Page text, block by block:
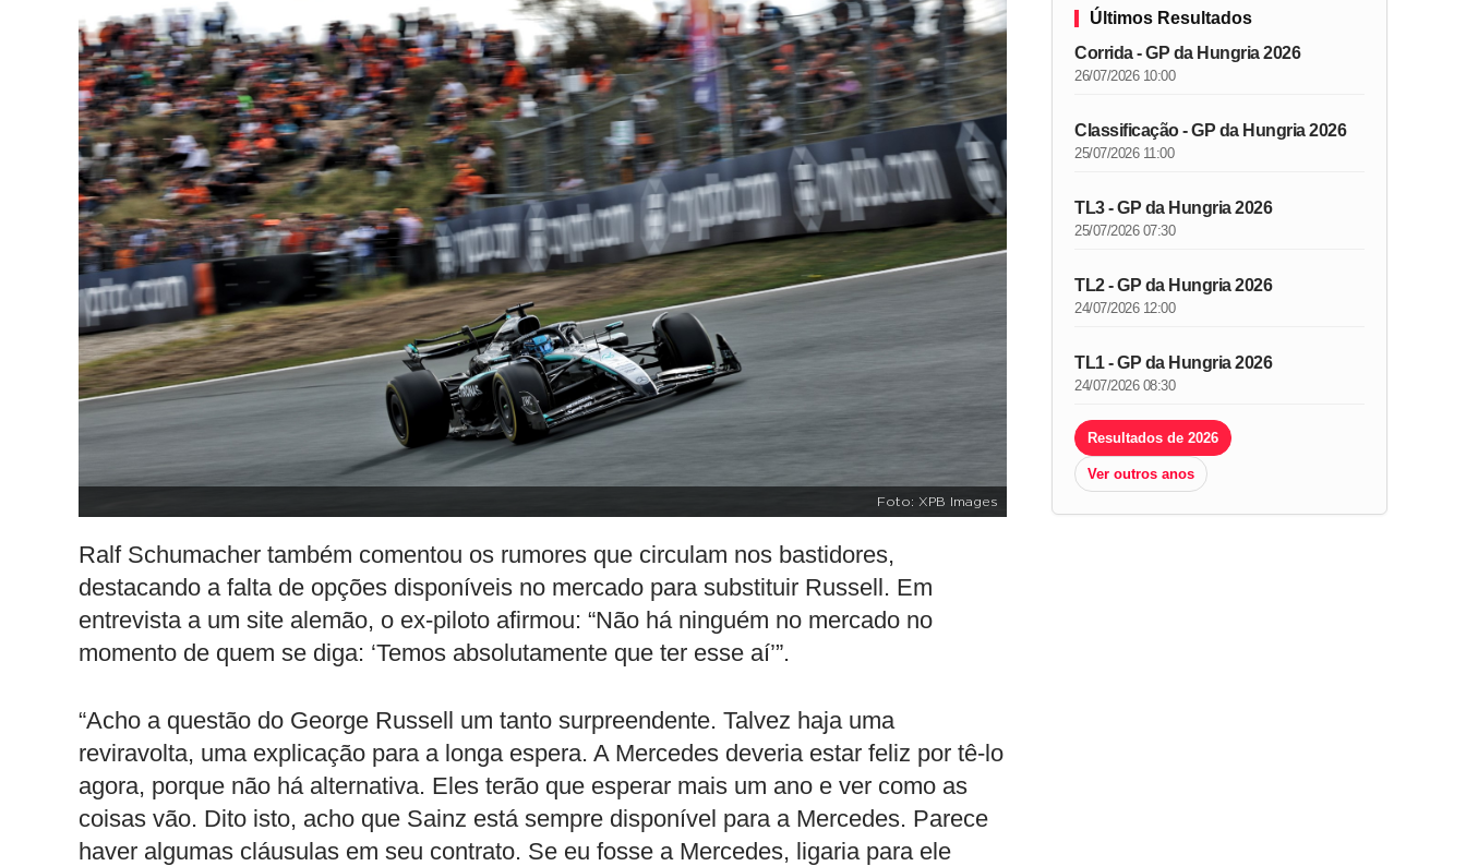
Foto: XPB Images
Ralf Schumacher também comentou os rumores que circulam nos bastidores,
destacando a falta de opções disponíveis no mercado para substituir Russell. Em
entrevista a um site alemão, o ex-piloto afirmou: “Não há ninguém no mercado no
momento de quem se diga: ‘Temos absolutamente que ter esse aí’”.
“Acho a questão do George Russell um tanto surpreendente. Talvez haja uma
reviravolta, uma explicação para a longa espera. A Mercedes deveria estar feliz por tê-lo
agora, porque não há alternativa. Eles terão que esperar mais um ano e ver como as
coisas vão. Dito isto, acho que Sainz está sempre disponível para a Mercedes. Parece
haver algumas cláusulas em seu contrato. Se eu fosse a Mercedes, ligaria para ele
Últimos Resultados
Corrida - GP da Hungria 2026
26/07/2026 10:00
Classificação - GP da Hungria 2026
25/07/2026 11:00
TL3 - GP da Hungria 2026
25/07/2026 07:30
TL2 - GP da Hungria 2026
24/07/2026 12:00
TL1 - GP da Hungria 2026
24/07/2026 08:30
Resultados de 2026
Ver outros anos